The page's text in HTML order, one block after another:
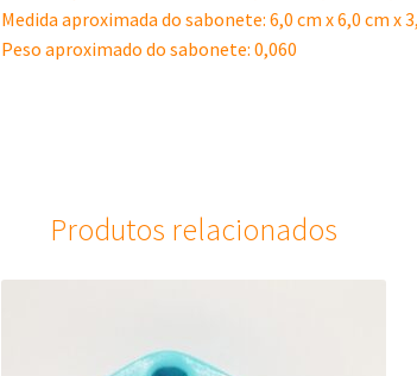
Medida aproximada do sabonete: 6,0 cm x 6,0 cm x
Peso aproximado do sabonete: 0,060
Produtos relacionados